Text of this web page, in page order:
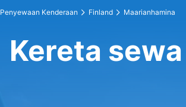
Penyewaan Kenderaan Finland Maarianhamina
Kereta